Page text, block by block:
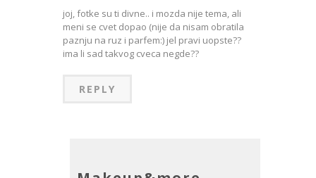
joj, fotke su ti divne.. i mozda nije tema, ali
meni se cvet dopao (nije da nisam obratila
paznju na ruz i parfem:) jel pravi uopste??
ima li sad takvog cveca negde??
REPLY